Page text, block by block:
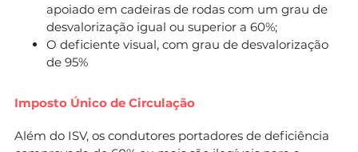
apoiado em cadeiras de rodas com um grau de
desvalorização igual ou superior a 60%;
O deficiente visual, com grau de desvalorização
de 95%
Imposto Único de Circulação
Além do ISV, os condutores portadores de deficiência